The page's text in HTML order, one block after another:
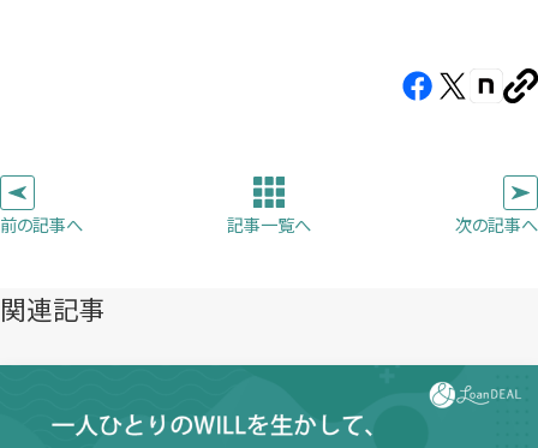
Facebook（新
す）
X（新
す）
note（新
で
す）
ー
前の記事へ 記事一覧へ 次の記事へ
関連記事